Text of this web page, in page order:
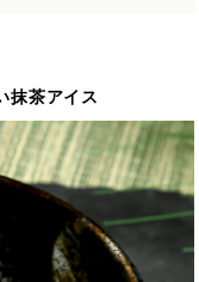
抹茶アイス